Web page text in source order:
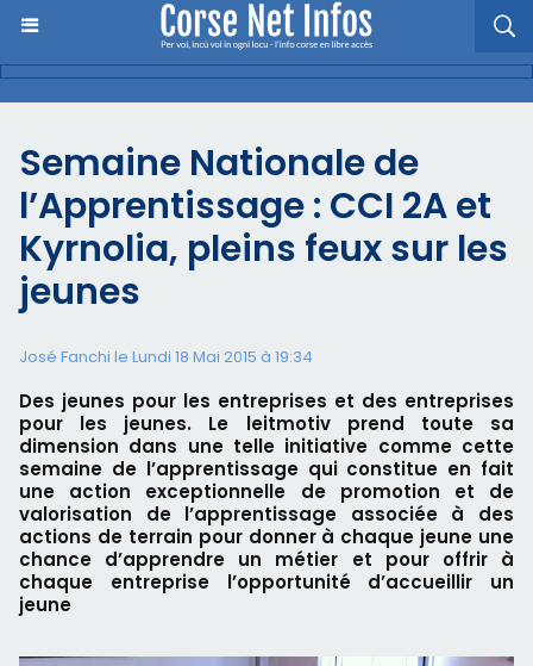
Semaine Nationale de
l’Apprentissage : CCI 2A et
Kyrnolia, pleins feux sur les
jeunes
José Fanchi le Lundi 18 Mai 2015 à 19:34
Des jeunes pour les entreprises et des entreprises
pour les jeunes. Le leitmotiv prend toute sa
dimension dans une telle initiative comme cette
semaine de l’apprentissage qui constitue en fait
une action exceptionnelle de promotion et de
valorisation de l’apprentissage associée à des
actions de terrain pour donner à chaque jeune une
chance d’apprendre un métier et pour offrir à
chaque entreprise l’opportunité d’accueillir un
jeune